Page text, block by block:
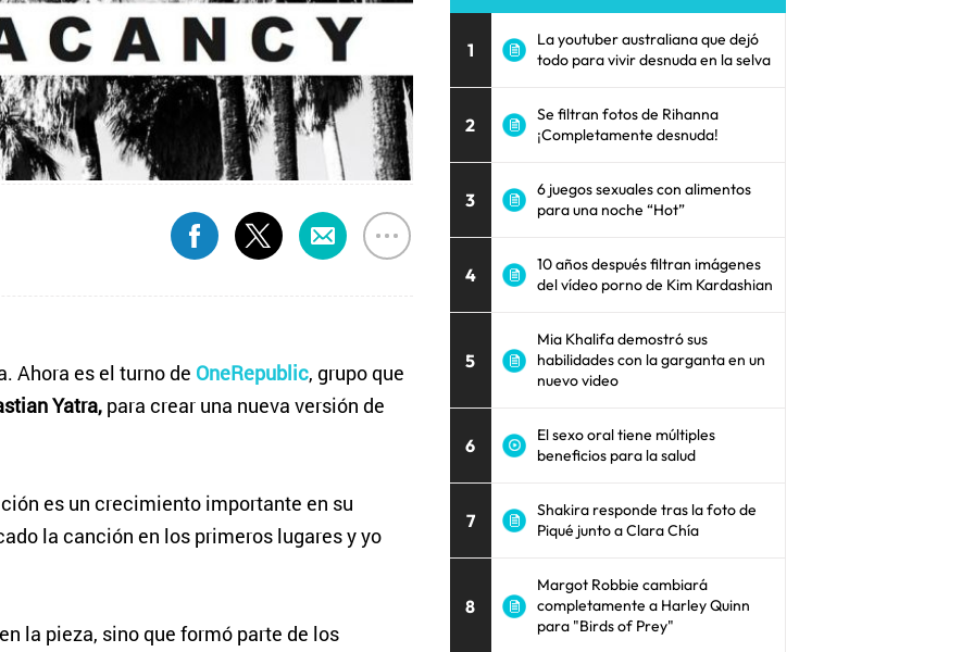
Ahora es el turno de OneRepublic, grupo que
Yatra,para crear una nueva versión de
es un crecimiento importante en su
la canción en los primeros lugares y yo
la pieza, sino que formó parte de los
1
La youtuber australiana que dejó
todo para vivir desnuda en la selva
2
Se filtran fotos de Rihanna
¡Completamente desnuda!
3
6 juegos sexuales con alimentos
para una noche “Hot”
4
10 años después filtran imágenes
del vídeo porno de Kim Kardashian
5
Mia Khalifa demostró sus
habilidades con la garganta en un
nuevo video
6
El sexo oral tiene múltiples
beneficios para la salud
7
Shakira responde tras la foto de
Piqué junto a Clara Chía
8
Margot Robbie cambiará
completamente a Harley Quinn
para "Birds of Prey"